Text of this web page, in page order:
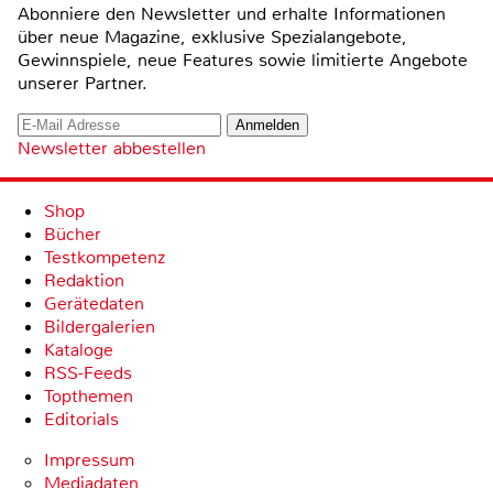
Abonniere den Newsletter und erhalte Informationen
über neue Magazine, exklusive Spezialangebote,
Gewinnspiele, neue Features sowie limitierte Angebote
unserer Partner.
Newsletter abbestellen
Shop
Bücher
Testkompetenz
Redaktion
Gerätedaten
Bildergalerien
Kataloge
RSS-Feeds
Topthemen
Editorials
Impressum
Mediadaten